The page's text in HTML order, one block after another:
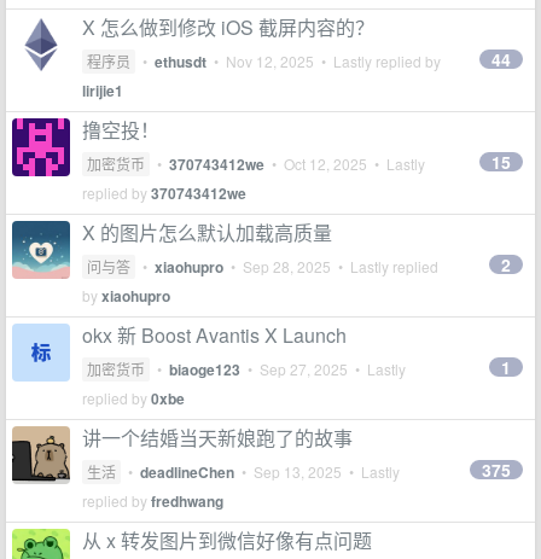
X 怎么做到修改 iOS 截屏内容的？
程序员 • ethusdt • Nov 12, 2025 • Lastly replied by
lirijie1
44
撸空投！
加密货币 • 370743412we • Oct 12, 2025 • Lastly
replied by370743412we
15
X 的图片怎么默认加载高质量
问与答 • xiaohupro • Sep 28, 2025 • Lastly replied
byxiaohupro
2
okx 新 Boost Avantis X Launch
加密货币 • biaoge123 • Sep 27, 2025 • Lastly
replied by0xbe
1
讲一个结婚当天新娘跑了的故事
生活 • deadlineChen • Sep 13, 2025 • Lastly
replied byfredhwang
375
从 x 转发图片到微信好像有点问题